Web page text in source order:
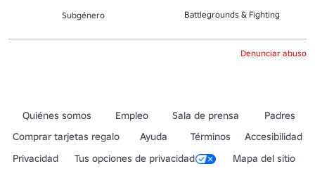
Subgénero Battlegrounds & Fighting
Denunciar abuso
Quiénes somos Empleo Sala de prensa
Padres
Comprar tarjetas regalo
Ayuda Términos
Accesibilidad
Privacidad
Tus opciones de privacidad Mapa del sitio